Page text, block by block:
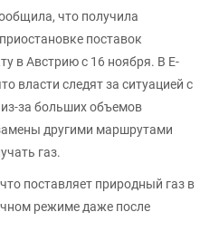
что получила
поставок
в Австрию с 16 ноября. В E-
власти следят за ситуацией с
за больших объемов
другими маршрутами
газ.
поставляет природный газ в
режиме даже после